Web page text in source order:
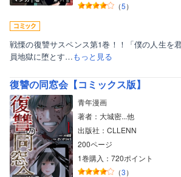
（5）
戦慄の復讐サスペンス第1巻！！「僕の人生を
員地獄に堕とす…もっと見る
復讐の同窓会【コミックス版】
青年漫画
著者：大城密...他
出版社：CLLENN
200ページ
1巻購入：720ポイント
（3）
ボーイズラブ
ティーンズラブ
美女・美少女
女性写真集